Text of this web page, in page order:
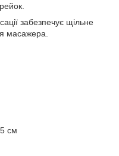
забезпечує щільне
масажера.
см